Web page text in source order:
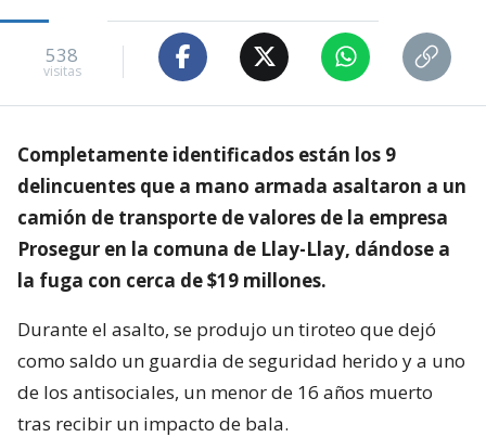
538
visitas
Completamente identificados están los 9
delincuentes que a mano armada asaltaron a un
camión de transporte de valores de la empresa
Prosegur en la comuna de Llay-Llay, dándose a
la fuga con cerca de $19 millones.
Durante el asalto, se produjo un tiroteo que dejó
como saldo un guardia de seguridad herido y a uno
de los antisociales, un menor de 16 años muerto
tras recibir un impacto de bala.